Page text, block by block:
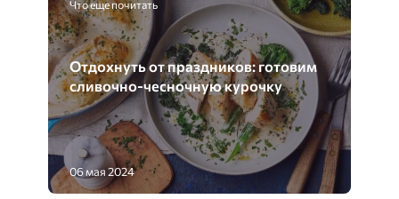
Что еще почитать
Отдохнуть от праздников: готовим
сливочно-чесночную курочку
06 мая 2024